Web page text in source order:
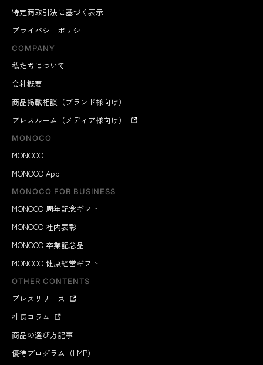
特定商取引法に基づく表示
プライバシーポリシー
COMPANY
私たちについて
会社概要
商品掲載相談（ブランド様向け）
プレスルーム（メディア様向け）
MONOCO
MONOCO
MONOCO App
MONOCO FOR BUSINESS
MONOCO 周年記念ギフト
MONOCO 社内表彰
MONOCO 卒業記念品
MONOCO 健康経営ギフト
OTHER CONTENTS
プレスリリース
社長コラム
商品の選び方記事
優待プログラム（LMP）